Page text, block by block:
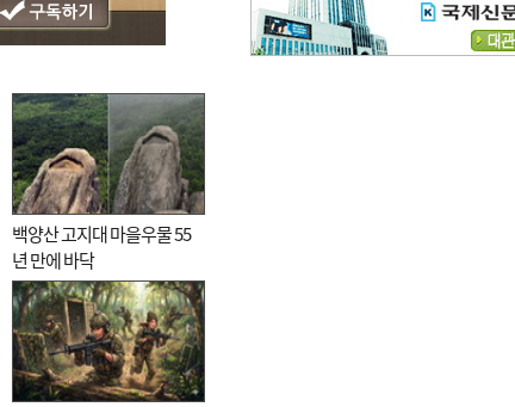
백양산 고지대 마을우물 55
년 만에 바닥
데스크시각[전체보기]
물은 행정구역 경계를 따라 흐르지